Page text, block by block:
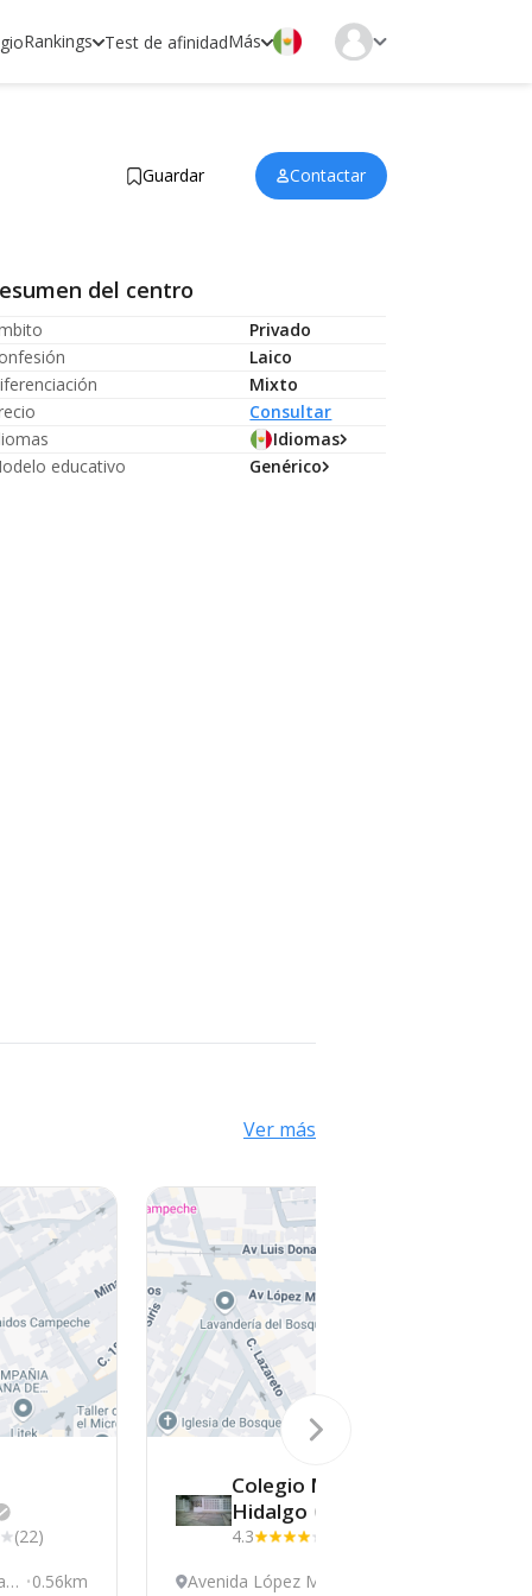
Rankings Test de afinidadMás
Guardar Contactar
del centro
Privado
Laico
Mixto
Consultar
Idiomas
educativo
Genérico
Ver más
(22)
0.56km
Colegio Miguel
Hidalgo
4.3
Avenida López Mate